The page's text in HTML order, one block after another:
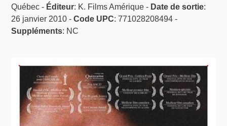
Québec - Éditeur: K. Films Amérique - Date de sortie:
26 janvier 2010 -Code UPC: 771028208494 -
Suppléments: NC